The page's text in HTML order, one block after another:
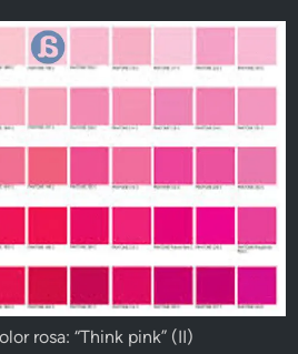
rosa: “Think pink” (II)